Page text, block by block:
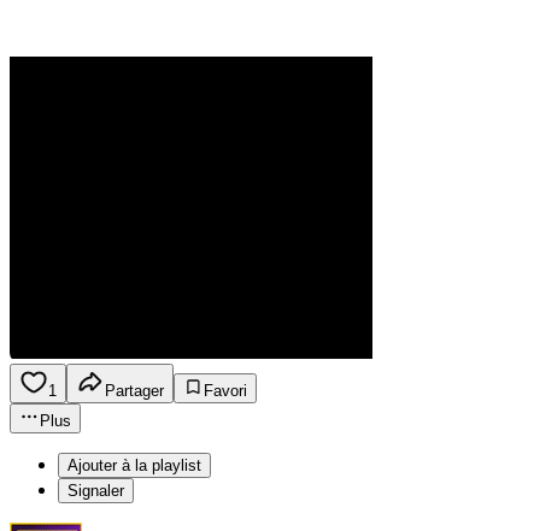
1 Partager
Favori
Plus
Ajouter à la playlist
Signaler